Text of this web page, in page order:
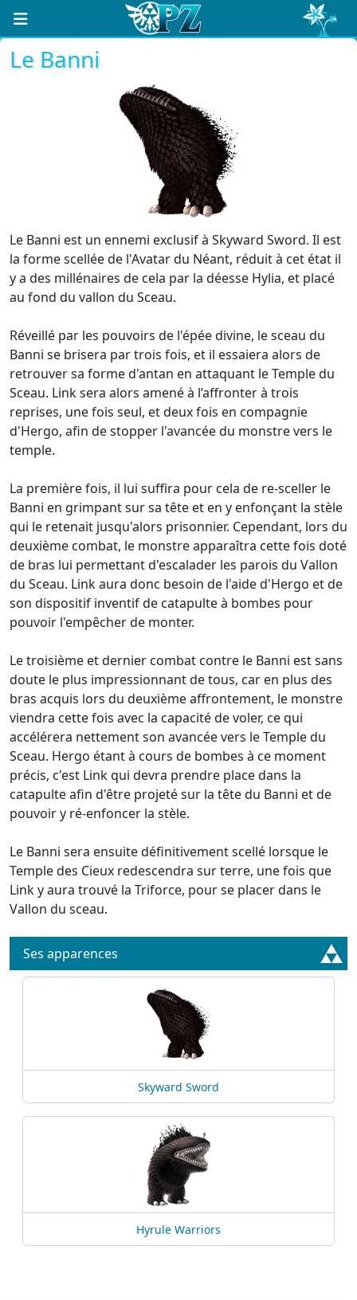
Le Banni
Le Banni est un ennemi exclusif à Skyward Sword. Il est
la forme scellée de l'Avatar du Néant, réduit à cet état il
y a des millénaires de cela par la déesse Hylia, et placé
au fond du vallon du Sceau.
Réveillé par les pouvoirs de l'épée divine, le sceau du
Banni se brisera par trois fois, et il essaiera alors de
retrouver sa forme d'antan en attaquant le Temple du
Sceau. Link sera alors amené à l’affronter à trois
reprises, une fois seul, et deux fois en compagnie
d'Hergo, afin de stopper l'avancée du monstre vers le
temple.
La première fois, il lui suffira pour cela de re-sceller le
Banni en grimpant sur sa tête et en y enfonçant la stèle
qui le retenait jusqu'alors prisonnier. Cependant, lors du
deuxième combat, le monstre apparaîtra cette fois doté
de bras lui permettant d'escalader les parois du Vallon
du Sceau. Link aura donc besoin de l'aide d'Hergo et de
son dispositif inventif de catapulte à bombes pour
pouvoir l'empêcher de monter.
Le troisième et dernier combat contre le Banni est sans
doute le plus impressionnant de tous, car en plus des
bras acquis lors du deuxième affrontement, le monstre
viendra cette fois avec la capacité de voler, ce qui
accélérera nettement son avancée vers le Temple du
Sceau. Hergo étant à cours de bombes à ce moment
précis, c'est Link qui devra prendre place dans la
catapulte afin d'être projeté sur la tête du Banni et de
pouvoir y ré-enfoncer la stèle.
Le Banni sera ensuite définitivement scellé lorsque le
Temple des Cieux redescendra sur terre, une fois que
Link y aura trouvé la Triforce, pour se placer dans le
Vallon du sceau.
Ses apparences
Skyward Sword
Hyrule Warriors